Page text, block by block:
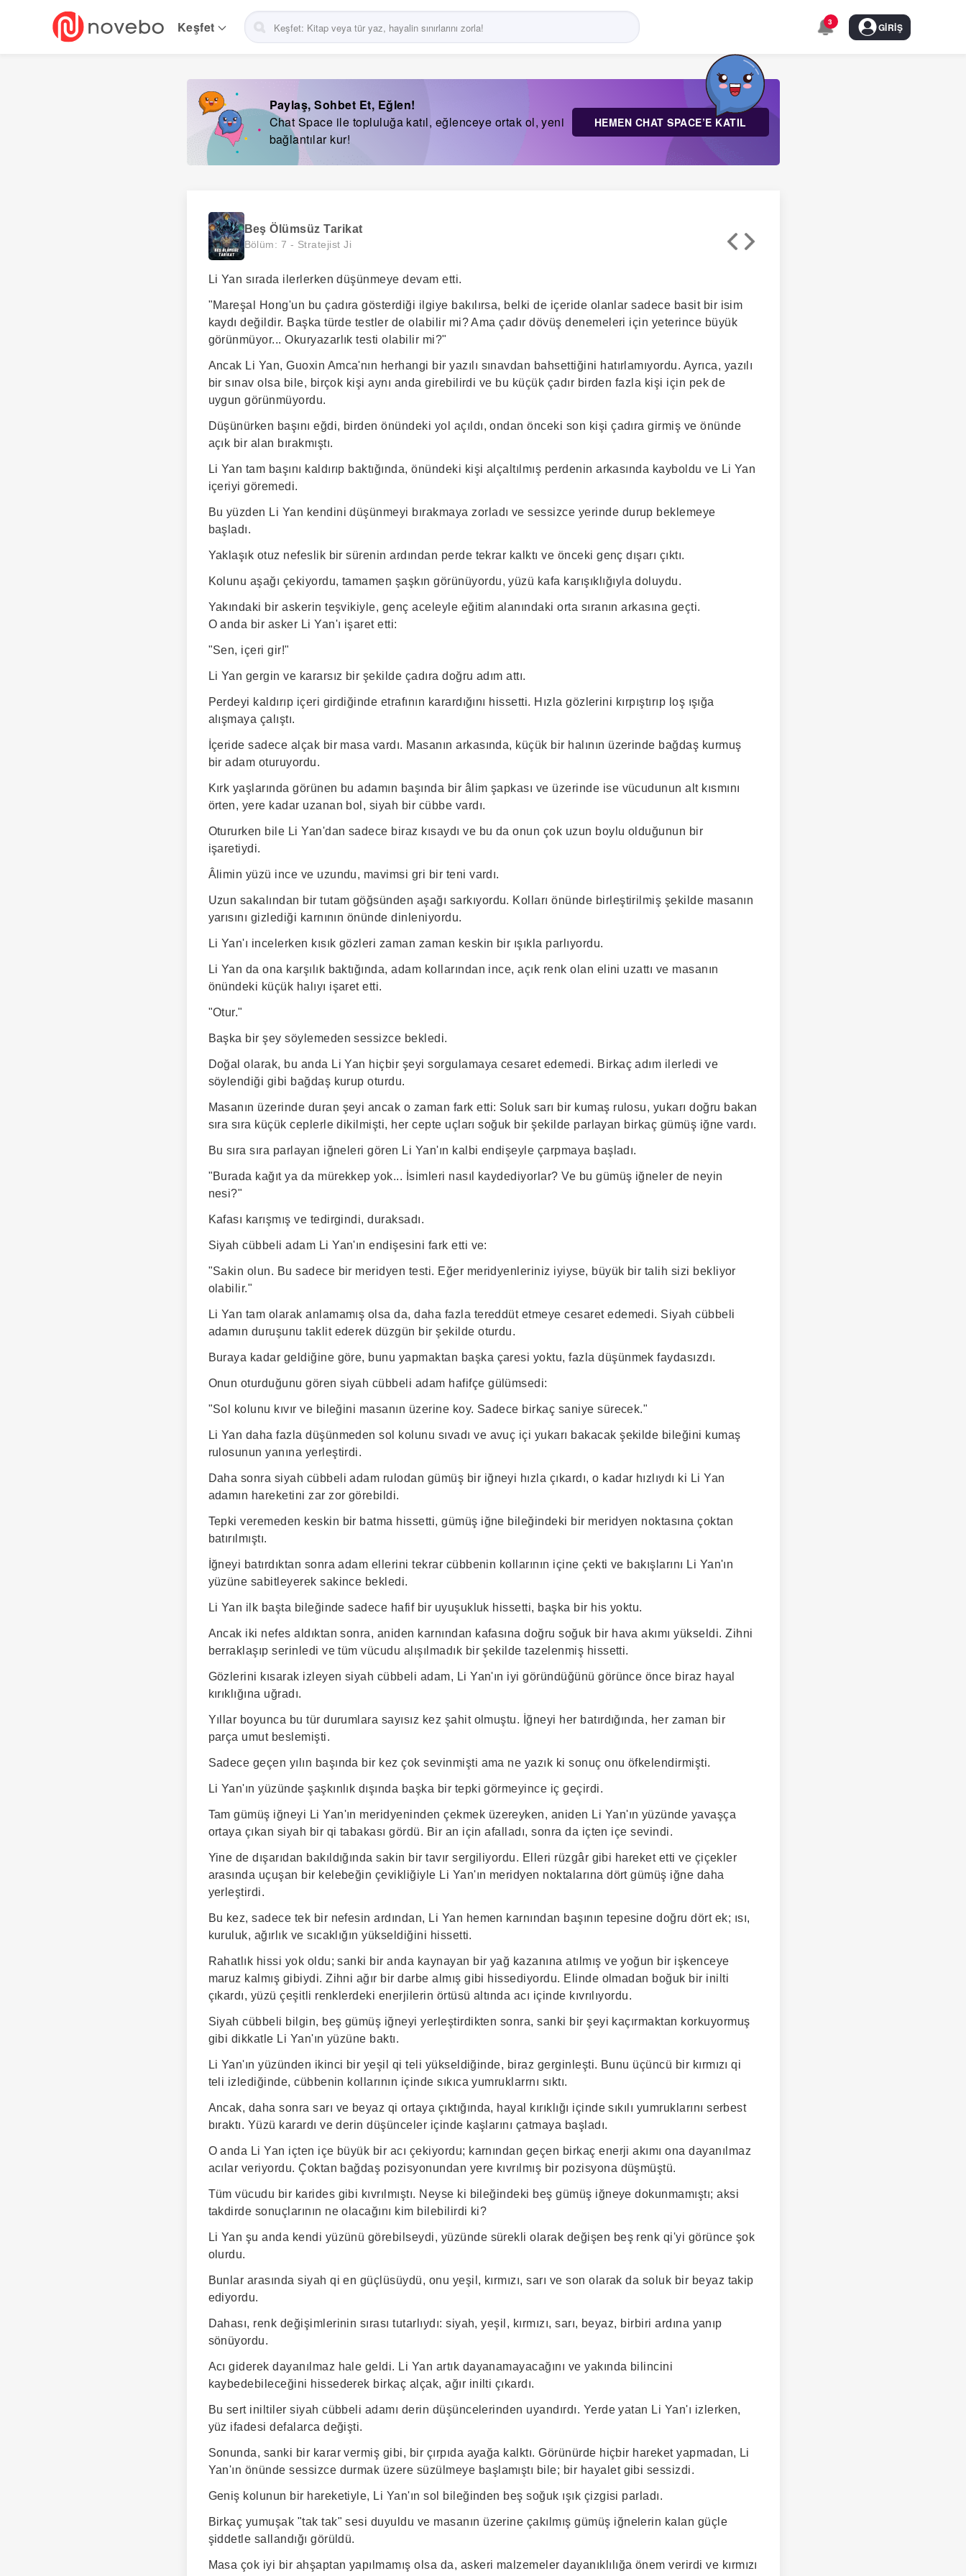
Keşfet 3 GIRIŞ
Paylaş, Sohbet Et, Eğlen!
Chat Space ile topluluğa katıl, eğlenceye ortak ol, yeni
bağlantılar kur!
HEMEN CHAT SPACE’E KATIL
Beş Ölümsüz Tarikat
Bölüm: 7 - Stratejist Ji
Li Yan sırada ilerlerken düşünmeye devam etti.
"Mareşal Hong'un bu çadıra gösterdiği ilgiye bakılırsa, belki de içeride olanlar sadece basit bir isim
kaydı değildir. Başka türde testler de olabilir mi? Ama çadır dövüş denemeleri için yeterince büyük
görünmüyor... Okuryazarlık testi olabilir mi?"
Ancak Li Yan, Guoxin Amca'nın herhangi bir yazılı sınavdan bahsettiğini hatırlamıyordu. Ayrıca, yazılı
bir sınav olsa bile, birçok kişi aynı anda girebilirdi ve bu küçük çadır birden fazla kişi için pek de
uygun görünmüyordu.
Düşünürken başını eğdi, birden önündeki yol açıldı, ondan önceki son kişi çadıra girmiş ve önünde
açık bir alan bırakmıştı.
Li Yan tam başını kaldırıp baktığında, önündeki kişi alçaltılmış perdenin arkasında kayboldu ve Li Yan
içeriyi göremedi.
Bu yüzden Li Yan kendini düşünmeyi bırakmaya zorladı ve sessizce yerinde durup beklemeye
başladı.
Yaklaşık otuz nefeslik bir sürenin ardından perde tekrar kalktı ve önceki genç dışarı çıktı.
Kolunu aşağı çekiyordu, tamamen şaşkın görünüyordu, yüzü kafa karışıklığıyla doluydu.
Yakındaki bir askerin teşvikiyle, genç aceleyle eğitim alanındaki orta sıranın arkasına geçti.
O anda bir asker Li Yan'ı işaret etti:
"Sen, içeri gir!"
Li Yan gergin ve kararsız bir şekilde çadıra doğru adım attı.
Perdeyi kaldırıp içeri girdiğinde etrafının karardığını hissetti. Hızla gözlerini kırpıştırıp loş ışığa
alışmaya çalıştı.
İçeride sadece alçak bir masa vardı. Masanın arkasında, küçük bir halının üzerinde bağdaş kurmuş
bir adam oturuyordu.
Kırk yaşlarında görünen bu adamın başında bir âlim şapkası ve üzerinde ise vücudunun alt kısmını
örten, yere kadar uzanan bol, siyah bir cübbe vardı.
Otururken bile Li Yan'dan sadece biraz kısaydı ve bu da onun çok uzun boylu olduğunun bir
işaretiydi.
Âlimin yüzü ince ve uzundu, mavimsi gri bir teni vardı.
Uzun sakalından bir tutam göğsünden aşağı sarkıyordu. Kolları önünde birleştirilmiş şekilde masanın
yarısını gizlediği karnının önünde dinleniyordu.
Li Yan'ı incelerken kısık gözleri zaman zaman keskin bir ışıkla parlıyordu.
Li Yan da ona karşılık baktığında, adam kollarından ince, açık renk olan elini uzattı ve masanın
önündeki küçük halıyı işaret etti.
"Otur."
Başka bir şey söylemeden sessizce bekledi.
Doğal olarak, bu anda Li Yan hiçbir şeyi sorgulamaya cesaret edemedi. Birkaç adım ilerledi ve
söylendiği gibi bağdaş kurup oturdu.
Masanın üzerinde duran şeyi ancak o zaman fark etti: Soluk sarı bir kumaş rulosu, yukarı doğru bakan
sıra sıra küçük ceplerle dikilmişti, her cepte uçları soğuk bir şekilde parlayan birkaç gümüş iğne vardı.
Bu sıra sıra parlayan iğneleri gören Li Yan'ın kalbi endişeyle çarpmaya başladı.
"Burada kağıt ya da mürekkep yok... İsimleri nasıl kaydediyorlar? Ve bu gümüş iğneler de neyin
nesi?"
Kafası karışmış ve tedirgindi, duraksadı.
Siyah cübbeli adam Li Yan'ın endişesini fark etti ve:
"Sakin olun. Bu sadece bir meridyen testi. Eğer meridyenleriniz iyiyse, büyük bir talih sizi bekliyor
olabilir."
Li Yan tam olarak anlamamış olsa da, daha fazla tereddüt etmeye cesaret edemedi. Siyah cübbeli
adamın duruşunu taklit ederek düzgün bir şekilde oturdu.
Buraya kadar geldiğine göre, bunu yapmaktan başka çaresi yoktu, fazla düşünmek faydasızdı.
Onun oturduğunu gören siyah cübbeli adam hafifçe gülümsedi:
"Sol kolunu kıvır ve bileğini masanın üzerine koy. Sadece birkaç saniye sürecek."
Li Yan daha fazla düşünmeden sol kolunu sıvadı ve avuç içi yukarı bakacak şekilde bileğini kumaş
rulosunun yanına yerleştirdi.
Daha sonra siyah cübbeli adam rulodan gümüş bir iğneyi hızla çıkardı, o kadar hızlıydı ki Li Yan
adamın hareketini zar zor görebildi.
Tepki veremeden keskin bir batma hissetti, gümüş iğne bileğindeki bir meridyen noktasına çoktan
batırılmıştı.
İğneyi batırdıktan sonra adam ellerini tekrar cübbenin kollarının içine çekti ve bakışlarını Li Yan'ın
yüzüne sabitleyerek sakince bekledi.
Li Yan ilk başta bileğinde sadece hafif bir uyuşukluk hissetti, başka bir his yoktu.
Ancak iki nefes aldıktan sonra, aniden karnından kafasına doğru soğuk bir hava akımı yükseldi. Zihni
berraklaşıp serinledi ve tüm vücudu alışılmadık bir şekilde tazelenmiş hissetti.
Gözlerini kısarak izleyen siyah cübbeli adam, Li Yan'ın iyi göründüğünü görünce önce biraz hayal
kırıklığına uğradı.
Yıllar boyunca bu tür durumlara sayısız kez şahit olmuştu. İğneyi her batırdığında, her zaman bir
parça umut beslemişti.
Sadece geçen yılın başında bir kez çok sevinmişti ama ne yazık ki sonuç onu öfkelendirmişti.
Li Yan'ın yüzünde şaşkınlık dışında başka bir tepki görmeyince iç geçirdi.
Tam gümüş iğneyi Li Yan'ın meridyeninden çekmek üzereyken, aniden Li Yan'ın yüzünde yavaşça
ortaya çıkan siyah bir qi tabakası gördü. Bir an için afalladı, sonra da içten içe sevindi.
Yine de dışarıdan bakıldığında sakin bir tavır sergiliyordu. Elleri rüzgâr gibi hareket etti ve çiçekler
arasında uçuşan bir kelebeğin çevikliğiyle Li Yan'ın meridyen noktalarına dört gümüş iğne daha
yerleştirdi.
Bu kez, sadece tek bir nefesin ardından, Li Yan hemen karnından başının tepesine doğru dört ek; ısı,
kuruluk, ağırlık ve sıcaklığın yükseldiğini hissetti.
Rahatlık hissi yok oldu; sanki bir anda kaynayan bir yağ kazanına atılmış ve yoğun bir işkenceye
maruz kalmış gibiydi. Zihni ağır bir darbe almış gibi hissediyordu. Elinde olmadan boğuk bir inilti
çıkardı, yüzü çeşitli renklerdeki enerjilerin örtüsü altında acı içinde kıvrılıyordu.
Siyah cübbeli bilgin, beş gümüş iğneyi yerleştirdikten sonra, sanki bir şeyi kaçırmaktan korkuyormuş
gibi dikkatle Li Yan'ın yüzüne baktı.
Li Yan'ın yüzünden ikinci bir yeşil qi teli yükseldiğinde, biraz gerginleşti. Bunu üçüncü bir kırmızı qi
teli izlediğinde, cübbenin kollarının içinde sıkıca yumruklarrnı sıktı.
Ancak, daha sonra sarı ve beyaz qi ortaya çıktığında, hayal kırıklığı içinde sıkılı yumruklarını serbest
bıraktı. Yüzü karardı ve derin düşünceler içinde kaşlarını çatmaya başladı.
O anda Li Yan içten içe büyük bir acı çekiyordu; karnından geçen birkaç enerji akımı ona dayanılmaz
acılar veriyordu. Çoktan bağdaş pozisyonundan yere kıvrılmış bir pozisyona düşmüştü.
Tüm vücudu bir karides gibi kıvrılmıştı. Neyse ki bileğindeki beş gümüş iğneye dokunmamıştı; aksi
takdirde sonuçlarının ne olacağını kim bilebilirdi ki?
Li Yan şu anda kendi yüzünü görebilseydi, yüzünde sürekli olarak değişen beş renk qi'yi görünce şok
olurdu.
Bunlar arasında siyah qi en güçlüsüydü, onu yeşil, kırmızı, sarı ve son olarak da soluk bir beyaz takip
ediyordu.
Dahası, renk değişimlerinin sırası tutarlıydı: siyah, yeşil, kırmızı, sarı, beyaz, birbiri ardına yanıp
sönüyordu.
Acı giderek dayanılmaz hale geldi. Li Yan artık dayanamayacağını ve yakında bilincini
kaybedebileceğini hissederek birkaç alçak, ağır inilti çıkardı.
Bu sert iniltiler siyah cübbeli adamı derin düşüncelerinden uyandırdı. Yerde yatan Li Yan'ı izlerken,
yüz ifadesi defalarca değişti.
Sonunda, sanki bir karar vermiş gibi, bir çırpıda ayağa kalktı. Görünürde hiçbir hareket yapmadan, Li
Yan'ın önünde sessizce durmak üzere süzülmeye başlamıştı bile; bir hayalet gibi sessizdi.
Geniş kolunun bir hareketiyle, Li Yan'ın sol bileğinden beş soğuk ışık çizgisi parladı.
Birkaç yumuşak "tak tak" sesi duyuldu ve masanın üzerine çakılmış gümüş iğnelerin kalan güçle
şiddetle sallandığı görüldü.
Masa çok iyi bir ahşaptan yapılmamış olsa da, askeri malzemeler dayanıklılığa önem verirdi ve kırmızı